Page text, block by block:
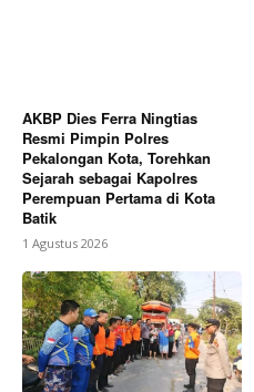
AKBP Dies Ferra Ningtias
Resmi Pimpin Polres
Pekalongan Kota, Torehkan
Sejarah sebagai Kapolres
Perempuan Pertama di Kota
Batik
1 Agustus 2026